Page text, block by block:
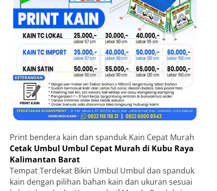
Print bendera kain dan spanduk Kain Cepat Murah
Cetak Umbul Umbul Cepat Murah di Kubu Raya
Kalimantan Barat
Tempat Terdekat Bikin Umbul Umbul dan spanduk
kain dengan pilihan bahan kain dan ukuran sesuai